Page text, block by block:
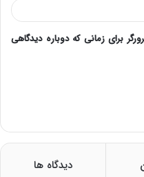
برای زمانی که دوباره دیدگاهی
دیدگاه ها